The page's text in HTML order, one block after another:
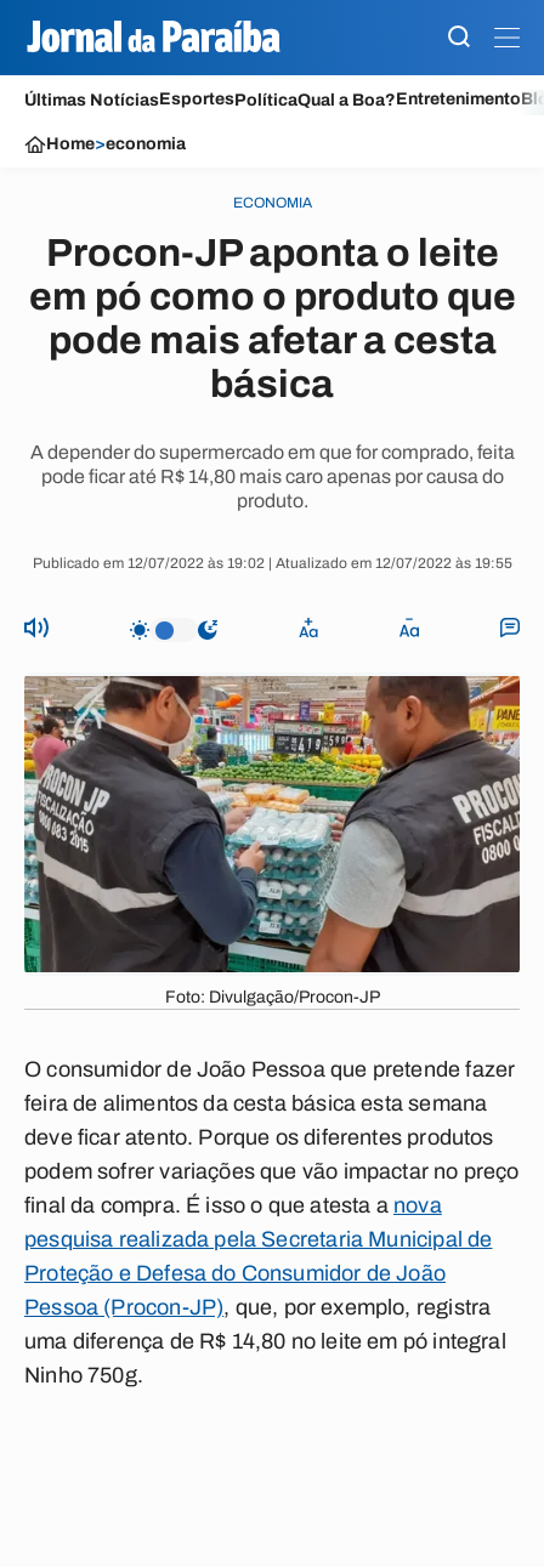
Últimas NotíciasEsportesPolíticaQual a Boa?Entretenimento
Home>economia
ECONOMIA
Procon-JP aponta o leite
em pó como o produto que
pode mais afetar a cesta
básica
A depender do supermercado em que for comprado, feita
pode ficar até R$ 14,80 mais caro apenas por causa do
produto.
Publicado em 12/07/2022 às 19:02 | Atualizado em 12/07/2022 às 19:55
Foto: Divulgação/Procon-JP
O consumidor de João Pessoa que pretende fazer
feira de alimentos da cesta básica esta semana
deve ficar atento. Porque os diferentes produtos
podem sofrer variações que vão impactar no preço
final da compra. É isso o que atesta a nova
pesquisa realizada pela Secretaria Municipal de
Proteção e Defesa do Consumidor de João
Pessoa (Procon-JP), que, por exemplo, registra
uma diferença de R$ 14,80 no leite em pó integral
Ninho 750g.